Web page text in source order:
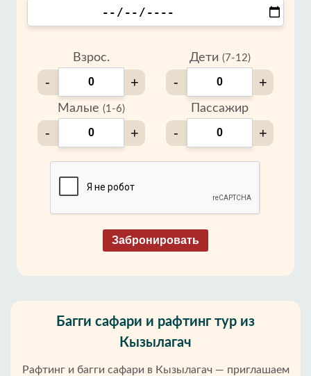
Взрос.
- +
Дети (7-12)
- +
Малые (1-6)
- +
Пассажир
- +
Забронировать
Багги сафари и рафтинг тур из
Кызылагач
Рафтинг и багги сафари в Кызылагач — приглашаем